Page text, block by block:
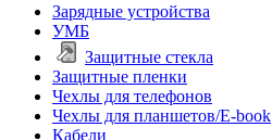
Зарядные устройства
УМБ
Защитные стекла
Защитные пленки
Чехлы для телефонов
Чехлы для планшетов/E-book
Кабели